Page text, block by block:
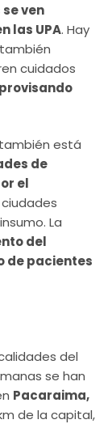
ven
las UPA. Hay
cuidados
está
de
el
La
del
de pacientes
del
se han
Pacaraima,
de la capital,